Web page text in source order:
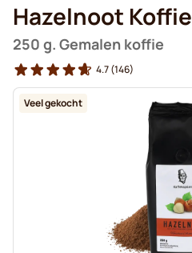
Veel gekocht
Hazelnoot Koffie
250 g. Gemalen koffie
4.7(146)